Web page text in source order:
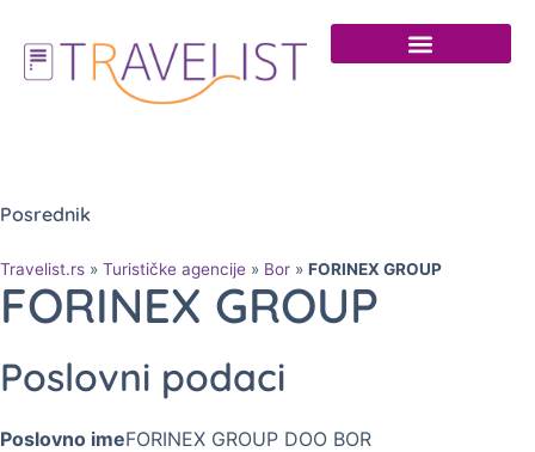
Posrednik
Travelist.rs » Turističke agencije » Bor » FORINEX GROUP
FORINEX GROUP
Poslovni podaci
Poslovno imeFORINEX GROUP DOO BOR